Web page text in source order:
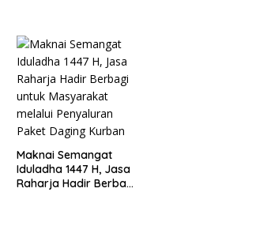
Maknai Semangat
Iduladha 1447 H, Jasa
Raharja Hadir Berbagi